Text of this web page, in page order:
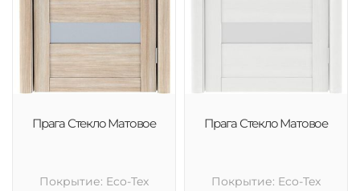
Прага Стекло Матовое
Покрытие: Eco-Tex
Прага Стекло Матовое
Покрытие: Eco-Tex